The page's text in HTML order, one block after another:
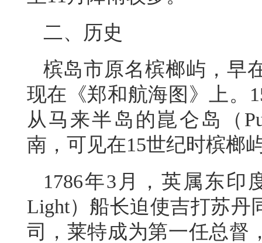
二、历史
槟岛市原名槟榔屿，早
现在《郑和航海图》上。
从马来半岛的崑仑岛（
南，可见在15世纪时槟榔
1786年3月，英属东印
Light）船长迫使吉打苏丹
司，莱特成为第一任总督